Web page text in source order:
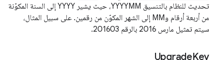
تحديث للنظام بالتنسيق YYYYMM، حيث يشير YYYY إلى السنة المكوّنة
من أربعة أرقام وMM إلى الشهر المكوّن من رقمين. على سبيل المثال،
سيتم تمثيل مارس 2016 بالرقم 201603.
UpgradeKey